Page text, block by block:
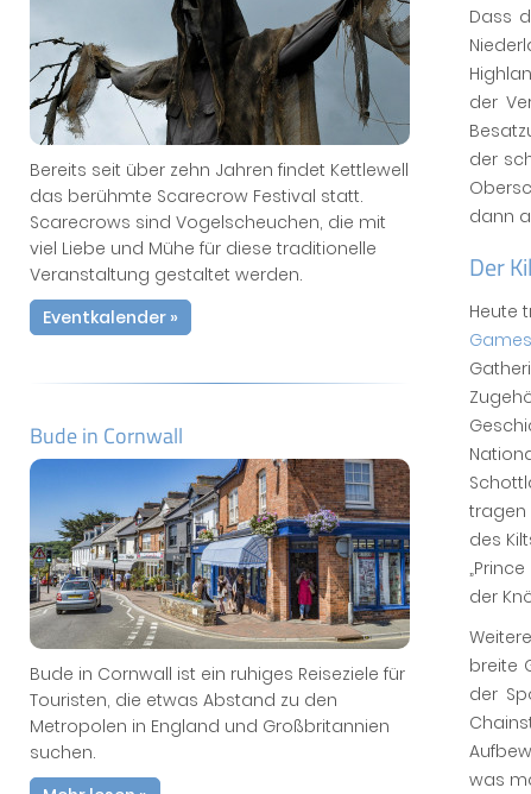
Bereits seit über zehn Jahren findet Kettlewell
das berühmte Scarecrow Festival statt.
Scarecrows sind Vogelscheuchen, die mit
viel Liebe und Mühe für diese traditionelle
Veranstaltung gestaltet werden.
Eventkalender »
Bude in Cornwall
Bude in Cornwall ist ein ruhiges Reiseziele für
Touristen, die etwas Abstand zu den
Metropolen in England und Großbritannien
suchen.
Dass
der
der
dann
Der
Heute
Games
des
der
breite
der
was